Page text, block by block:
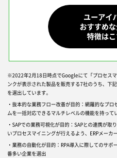
ユーアイ
おすすめ
特徴は
※2022年2月18日時点でGoogleにて「プロセス
ンクが表示された製品を販売する7社のうち、下
を選出しています。
・抜本的な業務フロー改善が目的：網羅的なプ
ムを一括対応できるマルチレベルの機能を持って
・SAPでの業務可視化が目的：SAPとの連携が取
いプロセスマイニングが行えるよう、ERPメーカ
・業務の自動化が目的：RPA導入に際してのサ
番多い企業を選出